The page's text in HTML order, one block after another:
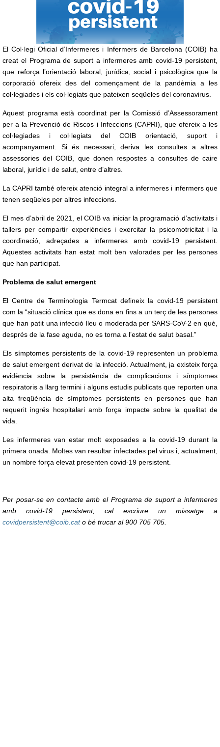
El Col·legi Oficial d’Infermeres i Infermers de Barcelona (COIB) ha
creat el Programa de suport a infermeres amb covid-19 persistent,
que reforça l’orientació laboral, jurídica, social i psicològica que la
corporació ofereix des del començament de la pandèmia a les
col·legiades i els col·legiats que pateixen seqüeles del coronavirus.
Aquest programa està coordinat per la Comissió d’Assessorament
per a la Prevenció de Riscos i Infeccions (CAPRI), que ofereix a les
col·legiades i col·legiats del COIB orientació, suport i
acompanyament. Si és necessari, deriva les consultes a altres
assessories del COIB, que donen respostes a consultes de caire
laboral, jurídic i de salut, entre d’altres.
La CAPRI també ofereix atenció integral a infermeres i infermers que
tenen seqüeles per altres infeccions.
El mes d’abril de 2021, el COIB va iniciar la programació d’activitats i
tallers per compartir experiències i exercitar la psicomotricitat i la
coordinació, adreçades a infermeres amb covid-19 persistent.
Aquestes activitats han estat molt ben valorades per les persones
que han participat.
Problema de salut emergent
El Centre de Terminologia Termcat defineix la covid-19 persistent
com la “situació clínica que es dona en fins a un terç de les persones
que han patit una infecció lleu o moderada per SARS-CoV-2 en què,
després de la fase aguda, no es torna a l’estat de salut basal.”
Els símptomes persistents de la covid-19 representen un problema
de salut emergent derivat de la infecció. Actualment, ja existeix força
evidència sobre la persistència de complicacions i símptomes
respiratoris a llarg termini i alguns estudis publicats que reporten una
alta freqüència de símptomes persistents en persones que han
requerit ingrés hospitalari amb força impacte sobre la qualitat de
vida.
Les infermeres van estar molt exposades a la covid-19 durant la
primera onada. Moltes van resultar infectades pel virus i, actualment,
un nombre força elevat presenten covid-19 persistent.
Per posar-se en contacte amb el Programa de suport a infermeres
amb covid-19 persistent, cal escriure un missatge a
covidpersistent@coib.cato bé trucar al 900 705 705.